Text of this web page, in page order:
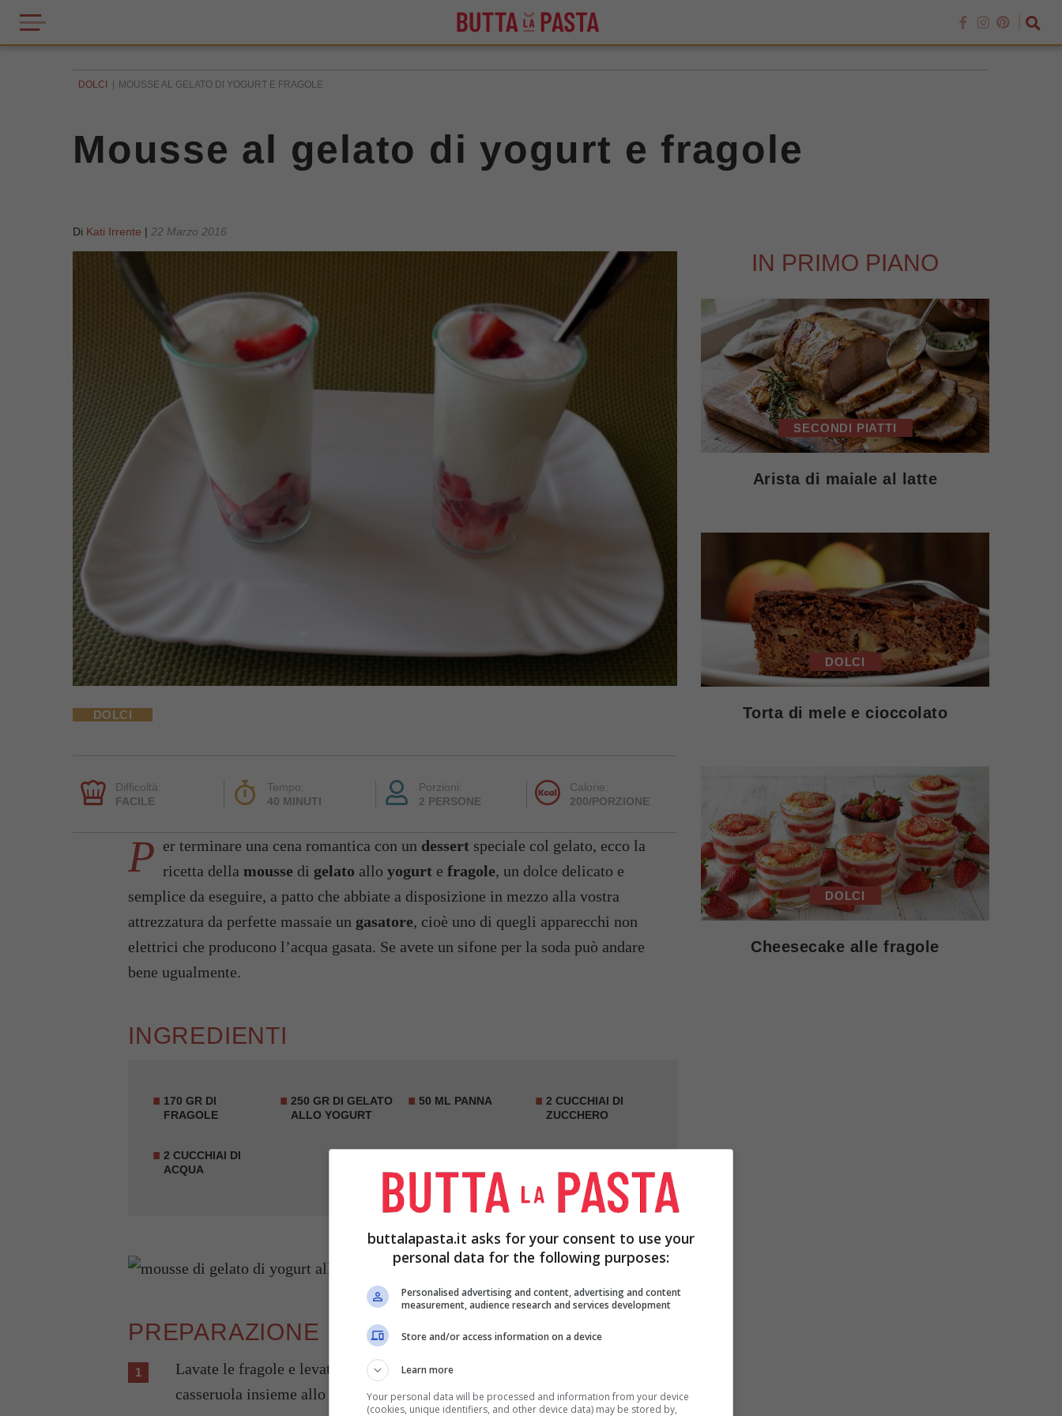
DOLCI MOUSSE AL GELATO DI YOGURT E FRAGOLE
Mousse al gelato di yogurt e fragole
Di Kati Irrente | 22 Marzo 2016
DOLCI
Difficoltà:
FACILE
Tempo:
40 MINUTI
Porzioni:
2 PERSONE
Calorie:
200/PORZIONE
P er terminare una cena romantica con un dessert speciale col gelato, ecco la
ricetta della mousse di gelato allo yogurt e fragole, un dolce delicato e
semplice da eseguire, a patto che abbiate a disposizione in mezzo alla vostra
attrezzatura da perfette massaie un gasatore, cioè uno di quegli apparecchi non
elettrici che producono l’acqua gasata. Se avete un sifone per la soda può andare
bene ugualmente.
INGREDIENTI
170 GR DI
FRAGOLE
250 GR DI GELATO
ALLO YOGURT
50 ML PANNA
2 CUCCHIAI DI
ZUCCHERO
2 CUCCHIAI DI
ACQUA
PREPARAZIONE
Lavate le fragole e levate il picciuolo, tagliatele a metà e mettile in una
casseruola insieme allo zucchero e all’acqua.
IN PRIMO PIANO
SECONDI PIATTI
Arista di maiale al latte
DOLCI
Torta di mele e cioccolato
DOLCI
Cheesecake alle fragole
buttalapasta.it asks for your consent to use your
personal data for the following purposes:
Personalised advertising and content, advertising and content
measurement, audience research and services development
Store and/or access information on a device
Learn more
Your personal data will be processed and information from your device
(cookies, unique identifiers, and other device data) may be stored by,